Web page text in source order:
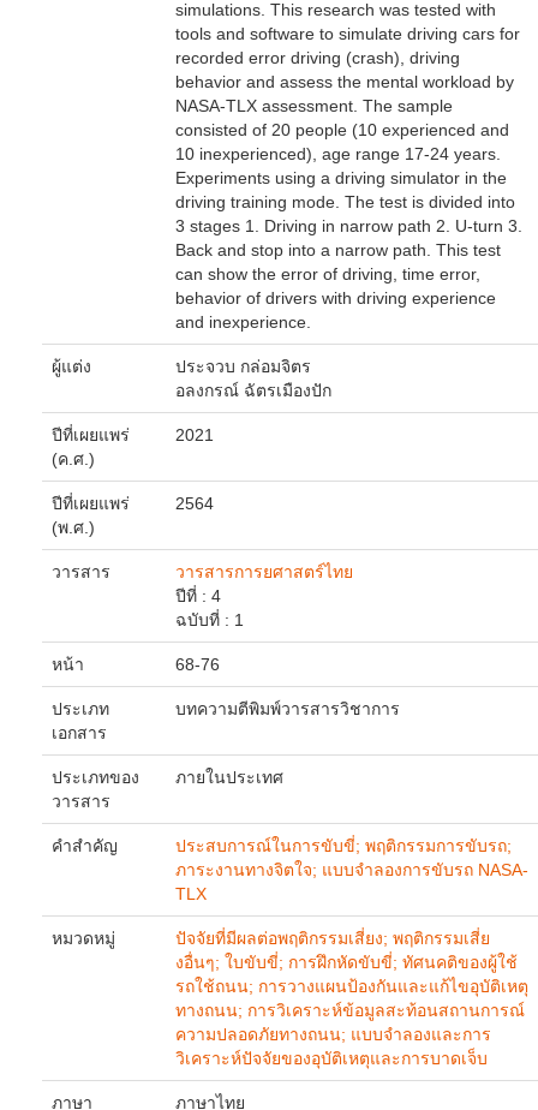
simulations. This research was tested with
tools and software to simulate driving cars for
recorded error driving (crash), driving
behavior and assess the mental workload by
NASA-TLX assessment. The sample
consisted of 20 people (10 experienced and
10 inexperienced), age range 17-24 years.
Experiments using a driving simulator in the
driving training mode. The test is divided into
3 stages 1. Driving in narrow path 2. U-turn 3.
Back and stop into a narrow path. This test
can show the error of driving, time error,
behavior of drivers with driving experience
and inexperience.
ผู้แต่ง ประจวบ กล่อมจิตร
อลงกรณ์ ฉัตรเมืองปัก
ปีที่เผยแพร่
(ค.ศ.)
2021
ปีที่เผยแพร่
(พ.ศ.)
2564
วารสาร
วารสารการยศาสตร์ไทย
ปีที่ : 4
ฉบับที่ : 1
หน้า 68-76
ประเภท
เอกสาร
บทความตีพิมพ์วารสารวิชาการ
ประเภทของ
วารสาร
ภายในประเทศ
คำสำคัญ
ประสบการณ์ในการขับขี่; พฤติกรรมการขับรถ;
ภาระงานทางจิตใจ; แบบจำลองการขับรถ NASA-
TLX
หมวดหมู่
ปัจจัยที่มีผลต่อพฤติกรรมเสี่ยง; พฤติกรรมเสี่ย
งอื่นๆ; ใบขับขี่; การฝึกหัดขับขี่; ทัศนคติของผู้ใช้
รถใช้ถนน; การวางแผนป้องกันและแก้ไขอุบัติเหตุ
ทางถนน; การวิเคราะห์ข้อมูลสะท้อนสถานการณ์
ความปลอดภัยทางถนน; แบบจำลองและการ
วิเคราะห์ปัจจัยของอุบัติเหตุและการบาดเจ็บ
ภาษา ภาษาไทย